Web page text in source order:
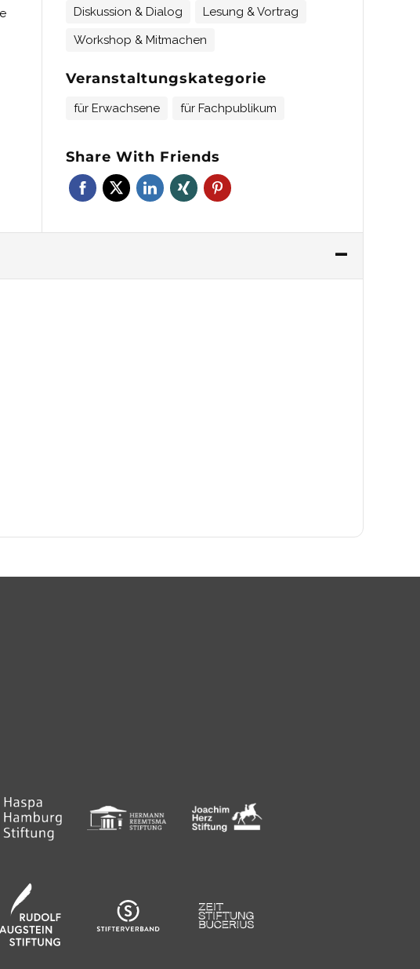
Diskussion & Dialog
Lesung & Vortrag
Workshop & Mitmachen
Veranstaltungskategorie
für Erwachsene für Fachpublikum
Share With Friends